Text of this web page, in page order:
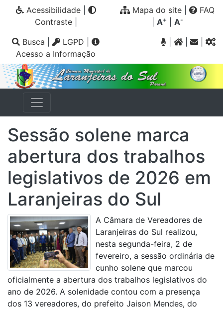
Acessibilidade|
Contraste|
Mapa do site
FAQ
A+ A-
Busca LGPD
Acesso a Informação
|
Sessão solene marca
abertura dos trabalhos
legislativos de 2026 em
Laranjeiras do Sul
A Câmara de Vereadores de
Laranjeiras do Sul realizou,
nesta segunda-feira, 2 de
fevereiro, a sessão ordinária de
cunho solene que marcou
oficialmente a abertura dos trabalhos legislativos do
ano de 2026. A solenidade contou com a presença
dos 13 vereadores, do prefeito Jaison Mendes, do